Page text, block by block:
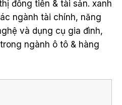
đồng tiền & tài sản. xanh
ngành tài chính, năng
và dụng cụ gia đình,
ngành ô tô & hàng